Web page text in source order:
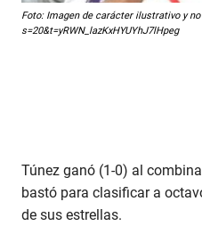
Foto: Imagen de carácter ilustrativo y
s=20&t=yRWN_lazKxHYUYhJ7lHpeg
Túnez ganó (1-0) al
bastó para clasificar a
de sus estrellas.